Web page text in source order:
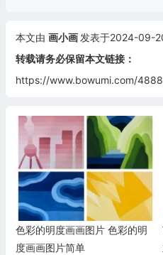
本文由 画小画 发表于2024-09-
转载请务必保留本文链接：
https://www.bowumi.com/
色彩的明度画画图片 色彩的明
度画画图片简单